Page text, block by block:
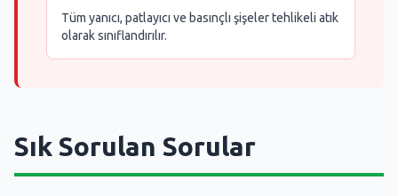
Tüm yanıcı, patlayıcı ve basınçlı şişeler tehlikeli atık
olarak sınıflandırılır.
Sık Sorulan Sorular